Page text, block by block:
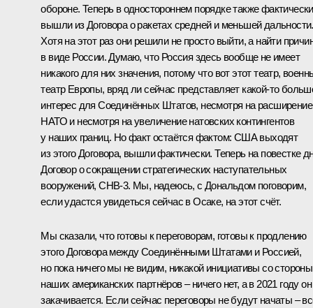
обороне. Теперь в одностороннем порядке также фактически
вышли из Договора о ракетах средней и меньшей дальности.
Хотя на этот раз они решили не просто выйти, а найти
в виде России. Думаю, что Россия здесь вообще не имеет
никакого для них значения, потому что вот этот театр,
театр Европы, вряд ли сейчас представляет какой‑то
интерес для Соединённых Штатов, несмотря на расширение
НАТО и несмотря на увеличение натовских контингентов
у наших границ. Но факт остаётся фактом: США выходят
из этого Договора, вышли фактически. Теперь на повестке
Договор о сокращении стратегических наступательных
вооружений, СНВ‑3. Мы, надеюсь, с Дональдом поговорим,
если удастся увидеться сейчас в Осаке, на этот счёт.
Мы сказали, что готовы к переговорам, готовы к продлению
этого Договора между Соединёнными Штатами и Россией,
но пока ничего мы не видим, никакой инициативы со стороны
наших американских партнёров – ничего нет, а в 2021 году он
закачивается. Если сейчас переговоры не будут начаты –